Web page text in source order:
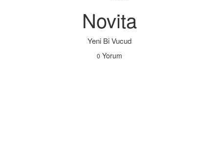
Novita
Yeni Bi Vucud
0 Yorum